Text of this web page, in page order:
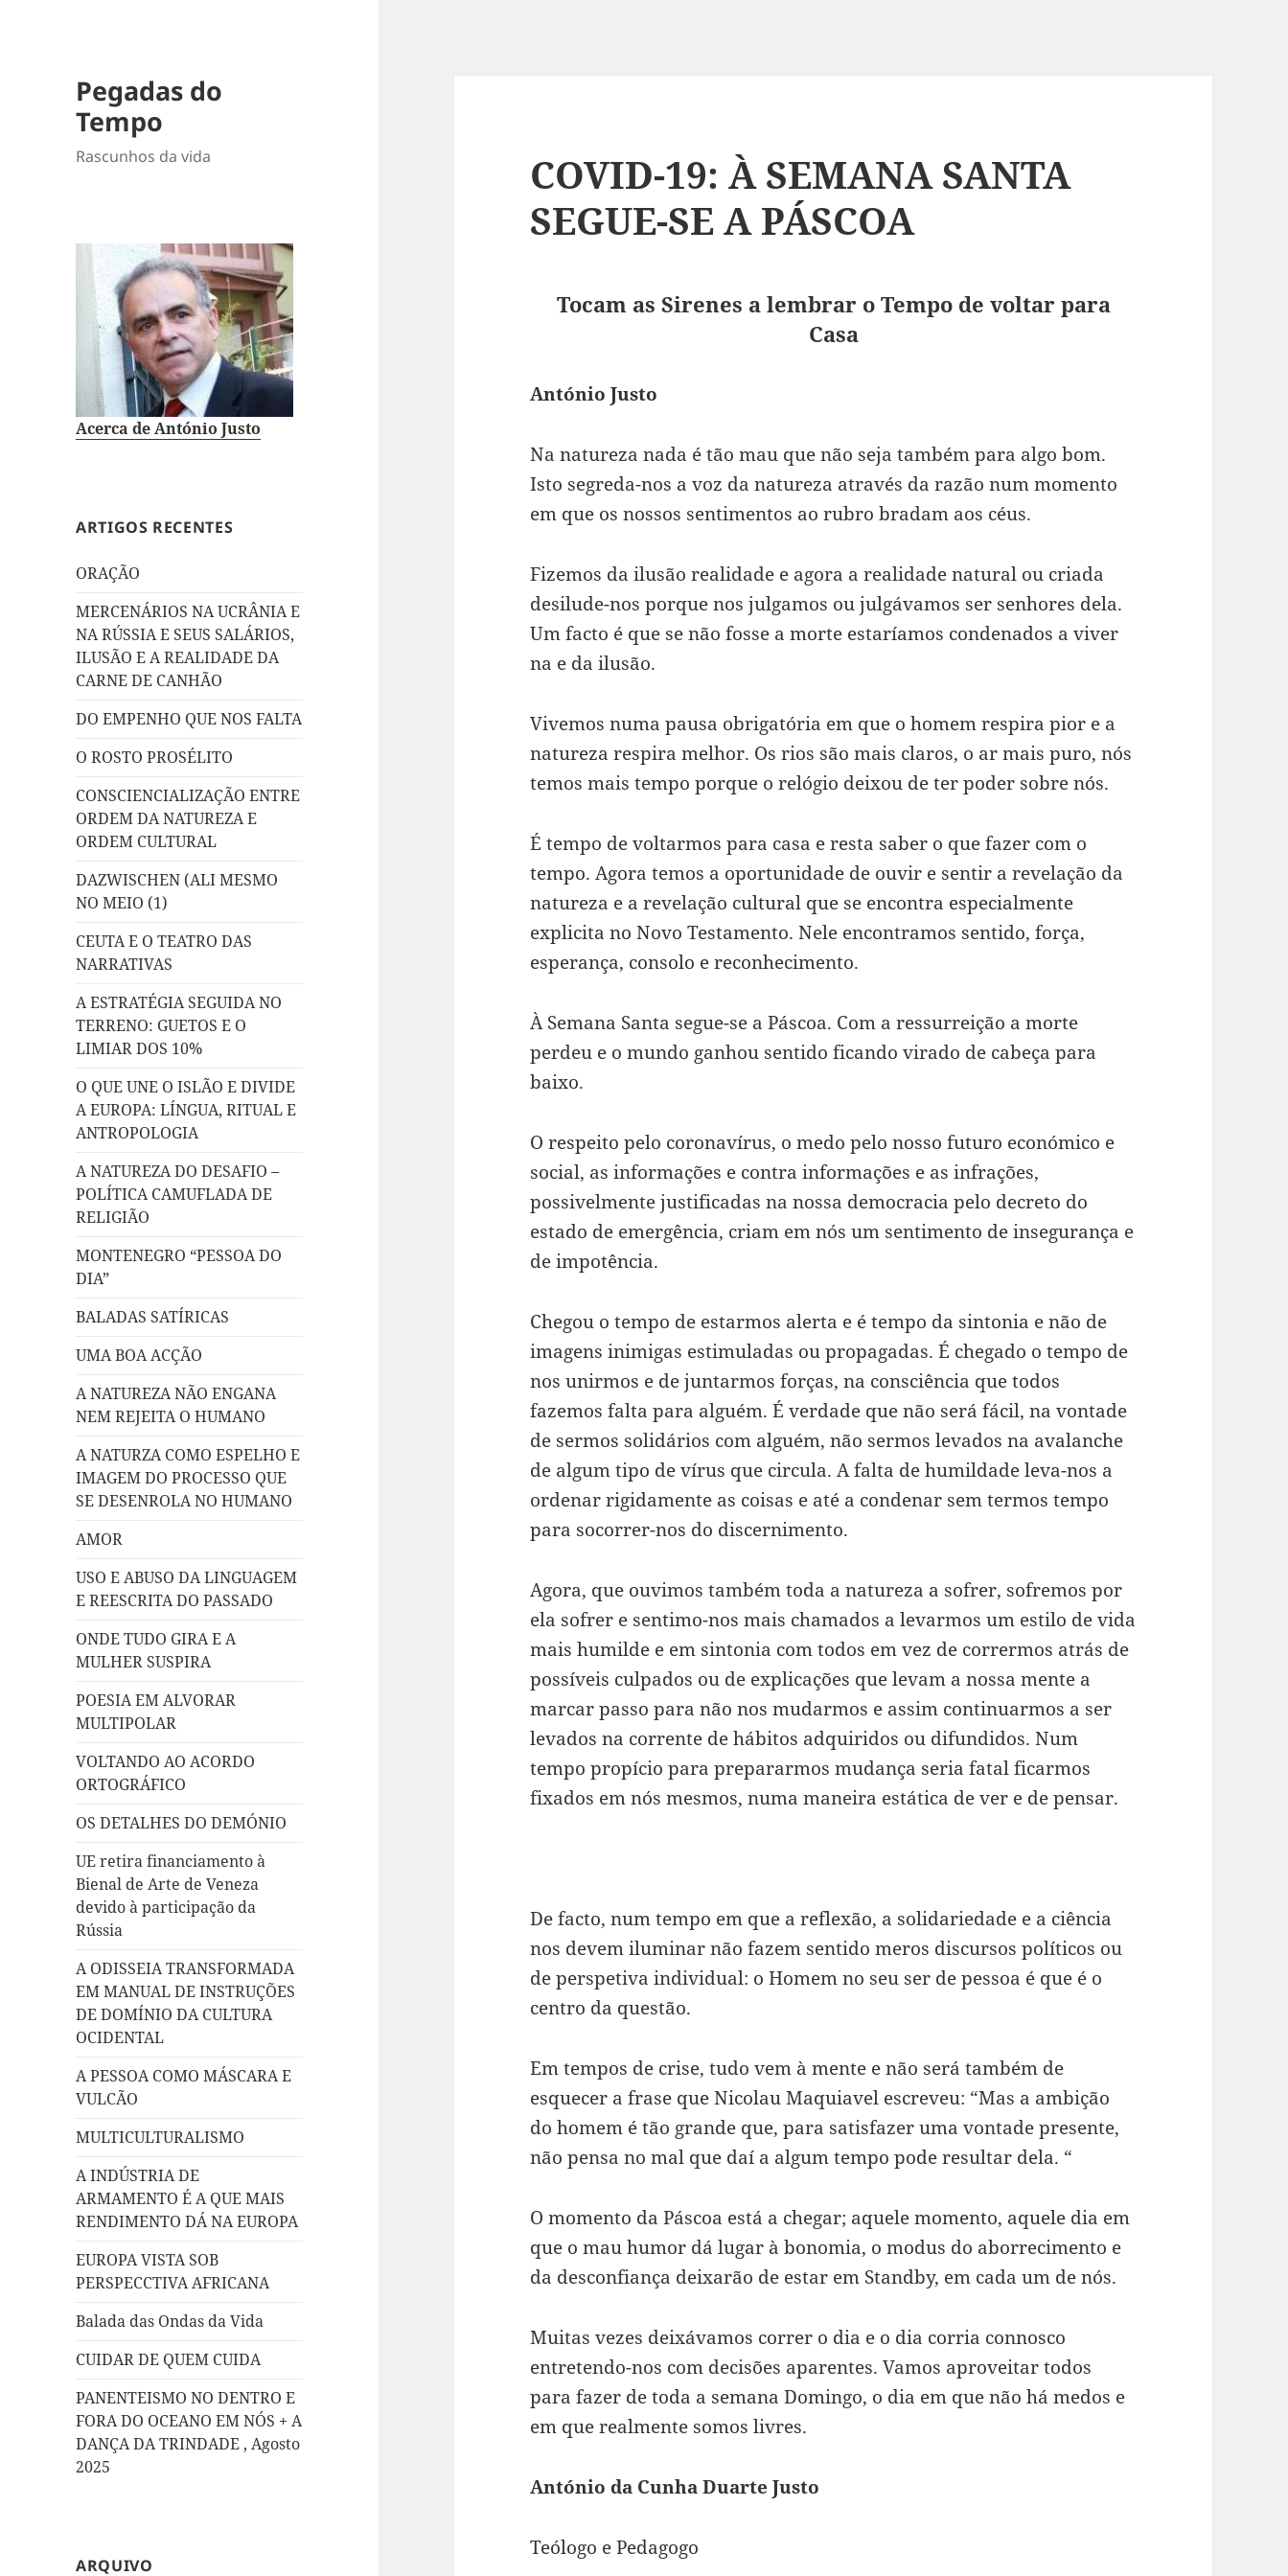
Pegadas do
Tempo
Rascunhos da vida
Acerca de António Justo
ARTIGOS RECENTES
ORAÇÃO
MERCENÁRIOS NA UCRÂNIA E
NA RÚSSIA E SEUS SALÁRIOS,
ILUSÃO E A REALIDADE DA
CARNE DE CANHÃO
DO EMPENHO QUE NOS FALTA
O ROSTO PROSÉLITO
CONSCIENCIALIZAÇÃO ENTRE
ORDEM DA NATUREZA E
ORDEM CULTURAL
DAZWISCHEN (ALI MESMO
NO MEIO (1)
CEUTA E O TEATRO DAS
NARRATIVAS
A ESTRATÉGIA SEGUIDA NO
TERRENO: GUETOS E O
LIMIAR DOS 10%
O QUE UNE O ISLÃO E DIVIDE
A EUROPA: LÍNGUA, RITUAL E
ANTROPOLOGIA
A NATUREZA DO DESAFIO –
POLÍTICA CAMUFLADA DE
RELIGIÃO
MONTENEGRO “PESSOA DO
DIA”
BALADAS SATÍRICAS
UMA BOA ACÇÃO
A NATUREZA NÃO ENGANA
NEM REJEITA O HUMANO
A NATURZA COMO ESPELHO E
IMAGEM DO PROCESSO QUE
SE DESENROLA NO HUMANO
AMOR
USO E ABUSO DA LINGUAGEM
E REESCRITA DO PASSADO
ONDE TUDO GIRA E A
MULHER SUSPIRA
POESIA EM ALVORAR
MULTIPOLAR
VOLTANDO AO ACORDO
ORTOGRÁFICO
OS DETALHES DO DEMÓNIO
UE retira financiamento à
Bienal de Arte de Veneza
devido à participação da
Rússia
A ODISSEIA TRANSFORMADA
EM MANUAL DE INSTRUÇÕES
DE DOMÍNIO DA CULTURA
OCIDENTAL
A PESSOA COMO MÁSCARA E
VULCÃO
MULTICULTURALISMO
A INDÚSTRIA DE
ARMAMENTO É A QUE MAIS
RENDIMENTO DÁ NA EUROPA
EUROPA VISTA SOB
PERSPECCTIVA AFRICANA
Balada das Ondas da Vida
CUIDAR DE QUEM CUIDA
PANENTEISMO NO DENTRO E
FORA DO OCEANO EM NÓS + A
DANÇA DA TRINDADE , Agosto
2025
ARQUIVO
COVID-19: À SEMANA SANTA
SEGUE-SE A PÁSCOA
Tocam as Sirenes a lembrar o Tempo de voltar para
Casa
António Justo
Na natureza nada é tão mau que não seja também para algo bom.
Isto segreda-nos a voz da natureza através da razão num momento
em que os nossos sentimentos ao rubro bradam aos céus.
Fizemos da ilusão realidade e agora a realidade natural ou criada
desilude-nos porque nos julgamos ou julgávamos ser senhores dela.
Um facto é que se não fosse a morte estaríamos condenados a viver
na e da ilusão.
Vivemos numa pausa obrigatória em que o homem respira pior e a
natureza respira melhor. Os rios são mais claros, o ar mais puro, nós
temos mais tempo porque o relógio deixou de ter poder sobre nós.
É tempo de voltarmos para casa e resta saber o que fazer com o
tempo. Agora temos a oportunidade de ouvir e sentir a revelação da
natureza e a revelação cultural que se encontra especialmente
explicita no Novo Testamento. Nele encontramos sentido, força,
esperança, consolo e reconhecimento.
À Semana Santa segue-se a Páscoa. Com a ressurreição a morte
perdeu e o mundo ganhou sentido ficando virado de cabeça para
baixo.
O respeito pelo coronavírus, o medo pelo nosso futuro económico e
social, as informações e contra informações e as infrações,
possivelmente justificadas na nossa democracia pelo decreto do
estado de emergência, criam em nós um sentimento de insegurança e
de impotência.
Chegou o tempo de estarmos alerta e é tempo da sintonia e não de
imagens inimigas estimuladas ou propagadas. É chegado o tempo de
nos unirmos e de juntarmos forças, na consciência que todos
fazemos falta para alguém. É verdade que não será fácil, na vontade
de sermos solidários com alguém, não sermos levados na avalanche
de algum tipo de vírus que circula. A falta de humildade leva-nos a
ordenar rigidamente as coisas e até a condenar sem termos tempo
para socorrer-nos do discernimento.
Agora, que ouvimos também toda a natureza a sofrer, sofremos por
ela sofrer e sentimo-nos mais chamados a levarmos um estilo de vida
mais humilde e em sintonia com todos em vez de corrermos atrás de
possíveis culpados ou de explicações que levam a nossa mente a
marcar passo para não nos mudarmos e assim continuarmos a ser
levados na corrente de hábitos adquiridos ou difundidos. Num
tempo propício para prepararmos mudança seria fatal ficarmos
fixados em nós mesmos, numa maneira estática de ver e de pensar.
De facto, num tempo em que a reflexão, a solidariedade e a ciência
nos devem iluminar não fazem sentido meros discursos políticos ou
de perspetiva individual: o Homem no seu ser de pessoa é que é o
centro da questão.
Em tempos de crise, tudo vem à mente e não será também de
esquecer a frase que Nicolau Maquiavel escreveu: “Mas a ambição
do homem é tão grande que, para satisfazer uma vontade presente,
não pensa no mal que daí a algum tempo pode resultar dela. “
O momento da Páscoa está a chegar; aquele momento, aquele dia em
que o mau humor dá lugar à bonomia, o modus do aborrecimento e
da desconfiança deixarão de estar em Standby, em cada um de nós.
Muitas vezes deixávamos correr o dia e o dia corria connosco
entretendo-nos com decisões aparentes. Vamos aproveitar todos
para fazer de toda a semana Domingo, o dia em que não há medos e
em que realmente somos livres.
António da Cunha Duarte Justo
Teólogo e Pedagogo